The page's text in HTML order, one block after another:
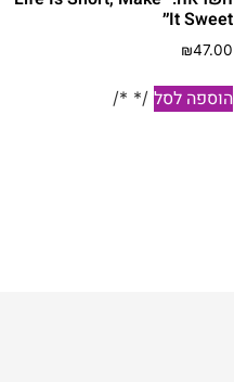
It Sweet״
₪47.00
הוספה לסל /* */